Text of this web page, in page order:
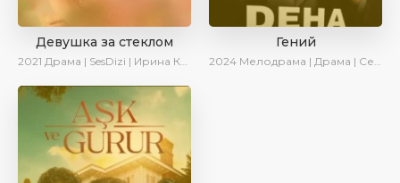
Девушка за стеклом
2021 Драма | SesDizi | Ирина Котова
Гений
2024 Мелодрама | Драма | Сериалы 2024